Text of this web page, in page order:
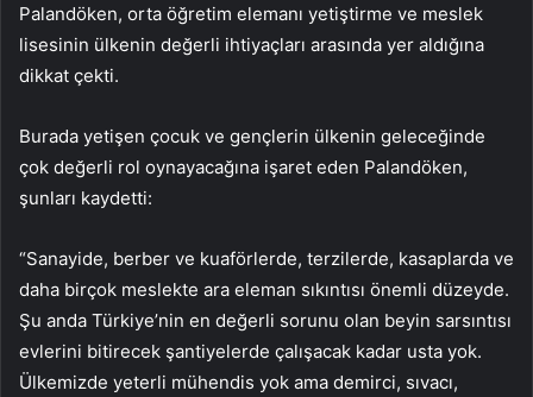
Palandöken, orta öğretim elemanı yetiştirme ve meslek
lisesinin ülkenin değerli ihtiyaçları arasında yer aldığına
dikkat çekti.
Burada yetişen çocuk ve gençlerin ülkenin geleceğinde
çok değerli rol oynayacağına işaret eden Palandöken,
şunları kaydetti:
“Sanayide, berber ve kuaförlerde, terzilerde, kasaplarda ve
daha birçok meslekte ara eleman sıkıntısı önemli düzeyde.
Şu anda Türkiye’nin en değerli sorunu olan beyin sarsıntısı
evlerini bitirecek şantiyelerde çalışacak kadar usta yok.
Ülkemizde yeterli mühendis yok ama demirci, sıvacı,